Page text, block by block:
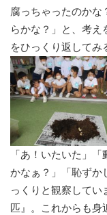
腐っちゃったのかな
らかな？」と、考え
をひっくり返してみ
「あ！いたいた」
かなぁ？」「恥ずか
っくりと観察してい
匹』。これからも身